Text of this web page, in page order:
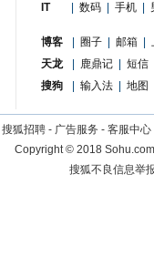
IT
数码 手机
博客 圈子 邮箱
天龙
鹿鼎记
短信
搜狗
输入法 地图
搜狐招聘 - 广告服务 - 客服中心
Copyright©2018
搜狐不良信息举